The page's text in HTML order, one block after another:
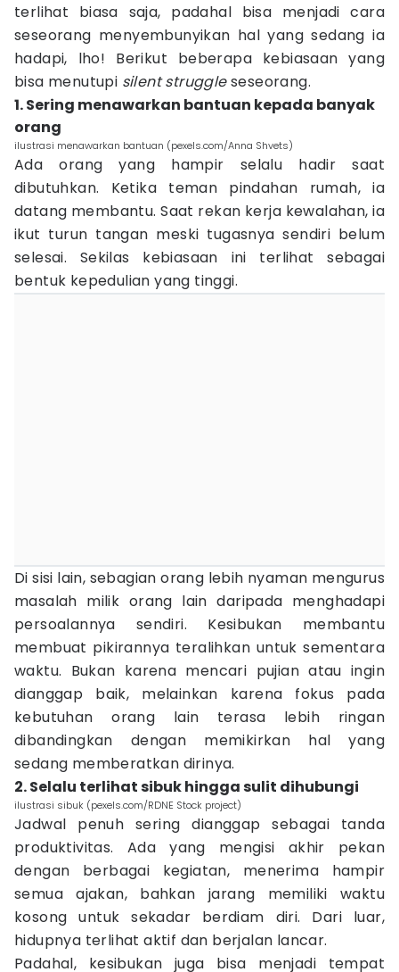
terlihat biasa saja, padahal bisa menjadi cara
seseorang menyembunyikan hal yang sedang ia
hadapi, lho! Berikut beberapa kebiasaan yang
bisa menutupi silent struggleseseorang.
1. Sering menawarkan bantuan kepada banyak
orang
ilustrasi menawarkan bantuan (pexels.com/Anna Shvets)
Ada orang yang hampir selalu hadir saat
dibutuhkan. Ketika teman pindahan rumah, ia
datang membantu. Saat rekan kerja kewalahan, ia
ikut turun tangan meski tugasnya sendiri belum
selesai. Sekilas kebiasaan ini terlihat sebagai
bentuk kepedulian yang tinggi.
Di sisi lain, sebagian orang lebih nyaman mengurus
masalah milik orang lain daripada menghadapi
persoalannya sendiri. Kesibukan membantu
membuat pikirannya teralihkan untuk sementara
waktu. Bukan karena mencari pujian atau ingin
dianggap baik, melainkan karena fokus pada
kebutuhan orang lain terasa lebih ringan
dibandingkan dengan memikirkan hal yang
sedang memberatkan dirinya.
2. Selalu terlihat sibuk hingga sulit dihubungi
ilustrasi sibuk (pexels.com/RDNE Stock project)
Jadwal penuh sering dianggap sebagai tanda
produktivitas. Ada yang mengisi akhir pekan
dengan berbagai kegiatan, menerima hampir
semua ajakan, bahkan jarang memiliki waktu
kosong untuk sekadar berdiam diri. Dari luar,
hidupnya terlihat aktif dan berjalan lancar.
Padahal, kesibukan juga bisa menjadi tempat